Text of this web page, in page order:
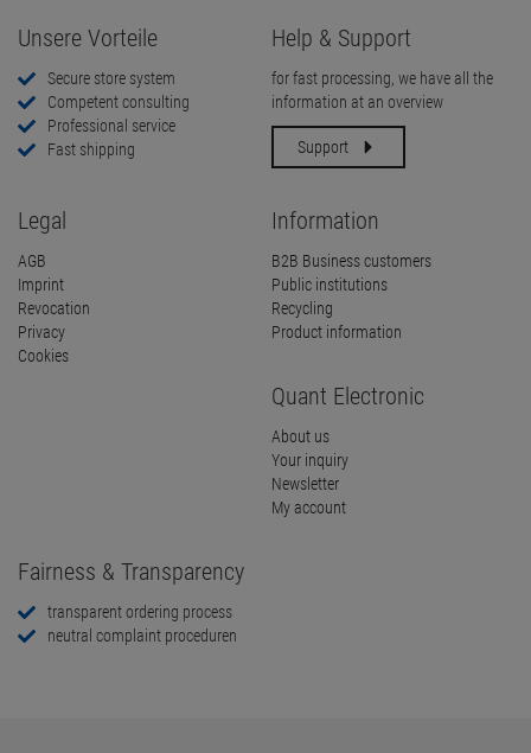
Unsere Vorteile
Secure store system
Competent consulting
Professional service
Fast shipping
Help & Support
for fast processing, we have all the
information at an overview
Support
Legal
AGB
Imprint
Revocation
Privacy
Cookies
Information
B2B Business customers
Public institutions
Recycling
Product information
Quant Electronic
About us
Your inquiry
Newsletter
My account
Fairness & Transparency
transparent ordering process
neutral complaint proceduren